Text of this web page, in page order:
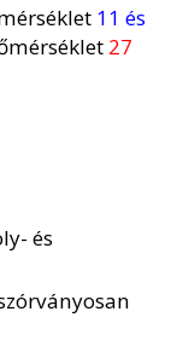
11 és
27
és